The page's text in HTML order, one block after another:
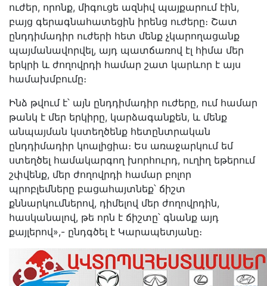
ուժեր, որոնք, միգուցե ազնիվ պայքարում էին,
բայց գերագնահատեցին իրենց ուժերը։ Շատ
ընդդիմադիր ուժերի հետ մենք չկարողացանք
պայմանավորվել, այդ պատճառով էլ հիմա մեր
երկրի և ժողովրդի համար շատ կարևոր է այս
համախմբումը։
Ինձ թվում է՝ այն ընդդիմադիր ուժերը, ում համար
թանկ է մեր երկիրը, կարձագանքեն, և մենք
անպայման կստեղծենք հետընտրական
ընդդիմադիր կոալիցիա։ Ես առաջարկում եմ
ստեղծել համակարգող խորհուրդ, ուղիղ եթերում
շփվենք, մեր ժողովրդի համար բոլոր
պրոբլեմները բացահայտնեք՝ ճիշտ
քննարկումներով, դիմելով մեր ժողովրդին,
հասկանալով, թե որն է ճիշտը՝ գնանք այդ
քայլերով»,- ընդգծել է Կարապետյանը։